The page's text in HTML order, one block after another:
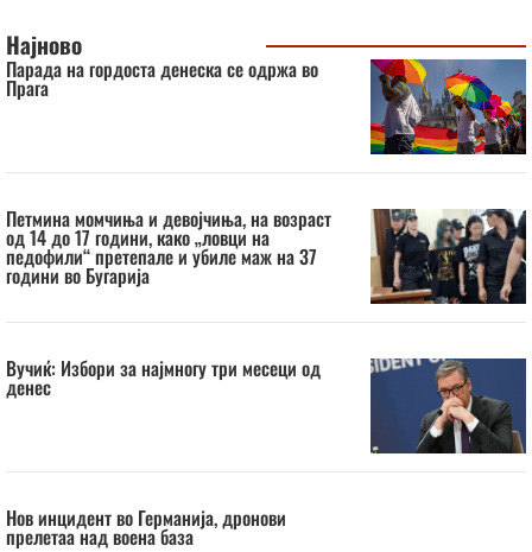
Најново
Парада на гордоста денеска се одржа во
Прага
Петмина момчиња и девојчиња, на возраст
од 14 до 17 години, како „ловци на
педофили“ претепале и убиле маж на 37
години во Бугарија
Вучиќ: Избори за најмногу три месеци од
денес
Нов инцидент во Германија, дронови
прелетаа над воена база